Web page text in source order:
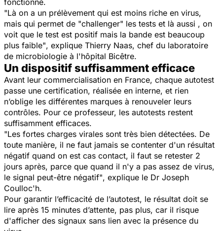
"Là on a un prélèvement qui est moins riche en virus,
mais qui permet de "challenger" les tests et là aussi , on
voit que le test est positif mais la bande est beaucoup
plus faible", explique Thierry Naas, chef du laboratoire
de microbiologie à l'hôpital Bicêtre.
Un dispositif suffisamment efficace
Avant leur commercialisation en France, chaque autotest
passe une certification, réalisée en interne, et rien
n’oblige les différentes marques à renouveler leurs
contrôles. Pour ce professeur, les autotests restent
suffisamment efficaces.
"Les fortes charges virales sont très bien détectées. De
toute manière, il ne faut jamais se contenter d'un résultat
négatif quand on est cas contact, il faut se retester 2
jours après, parce que quand il n'y a pas assez de virus,
le signal peut-être négatif", explique le Dr Joseph
Coulloc'h.
Pour garantir l’efficacité de l’autotest, le résultat doit se
lire après 15 minutes d’attente, pas plus, car il risque
d'afficher des signaux sans lien avec la présence du